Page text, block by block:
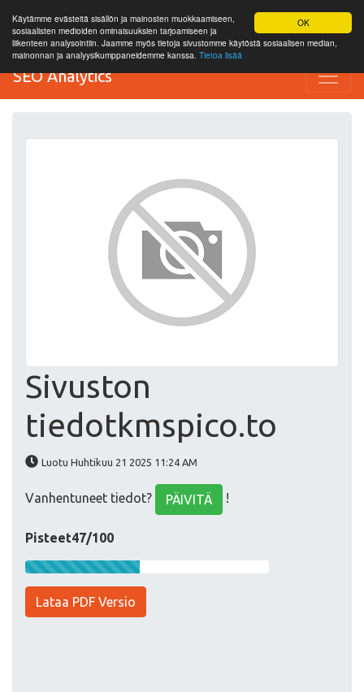
OK
Käytämme evästeitä sisällön ja mainosten muokkaamiseen,
sosiaalisten medioiden ominaisuuksien tarjoamiseen ja
liikenteen analysointiin. Jaamme myös tietoja sivustomme käytöstä sosiaalisen median,
mainonnan ja analyysikumppaneidemme kanssa. Tietoa lisää
SEO Analytics
Sivuston
tiedotkmspico.to
Luotu Huhtikuu 21 2025 11:24 AM
Vanhentuneet tiedot? PÄIVITÄ !
Pisteet47/100
Lataa PDF Versio